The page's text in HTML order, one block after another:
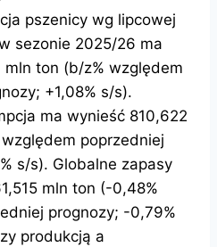
pszenicy wg lipcowej
sezonie 2025/26 ma
mln ton (b/z% względem
+1,08% s/s).
ma wynieść 810,622
poprzedniej
s/s). Globalne zapasy
mln ton (-0,48%
prognozy; -0,79%
produkcją a